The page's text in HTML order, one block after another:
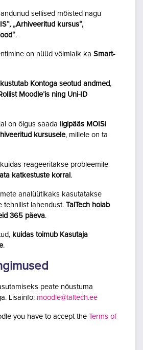
sellised mõisted nagu
„Arhiveeritud kursus“,
.
on nüüd võimlaik ka Smart-
kustutab Kontoga seotud andmed,
Rollist Moodle’is ning Uni-ID
on õigus saada ligipääs MOISi
kursusele, millele on ta
reageeritakse probleemile
katkestuste korral .
analüütikaks kasutatakse
tehnilist lahendust. TalTech hoiab
365 päeva.
kuidas toimub Kasutaja
.
peate nõustuma
Lisainfo: moodle@taltech.ee
you have to accept the Terms of